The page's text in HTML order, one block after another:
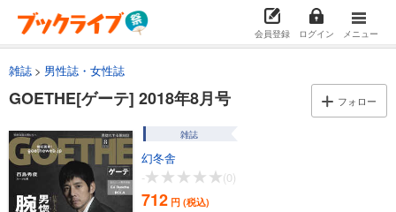
会員登録 ログイン メニュー
雑誌 男性誌・女性誌
GOETHE[ゲーテ] 2018年8月号 フォロー
雑誌
幻冬舎
-
(0)
712 円 (税込)